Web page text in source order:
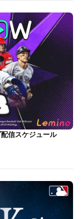
信スケジュール